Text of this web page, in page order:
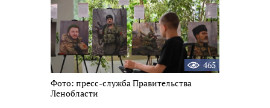
465
Фото: пресс-служба Правительства
Ленобласти